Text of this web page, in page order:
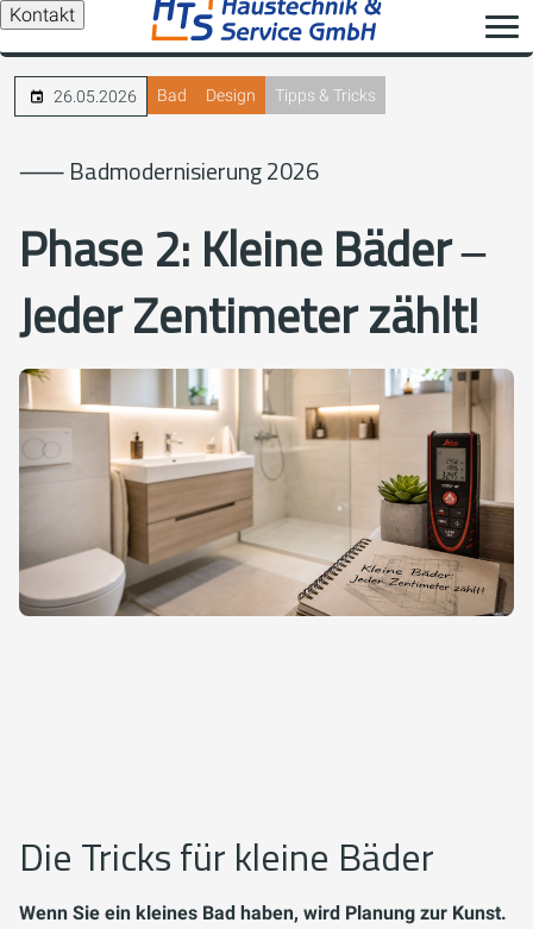
Kontakt
26.05.2026 Bad Design Tipps & Tricks
⸺ Badmodernisierung 2026
Phase 2: Kleine Bäder ‒
Jeder Zentimeter zählt!
Die Tricks für kleine Bäder
Wenn Sie ein kleines Bad haben, wird Planung zur Kunst.